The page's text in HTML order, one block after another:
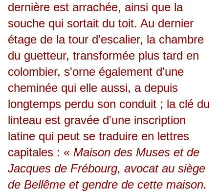
dernière est arrachée, ainsi que la
souche qui sortait du toit. Au dernier
étage de la tour d'escalier, la chambre
du guetteur, transformée plus tard en
colombier, s'orne également d'une
cheminée qui elle aussi, a depuis
longtemps perdu son conduit ; la clé du
linteau est gravée d'une inscription
latine qui peut se traduire en lettres
capitales : « Maison des Muses et de
Jacques de Frébourg, avocat au siège
de Bellême et gendre de cette maison.